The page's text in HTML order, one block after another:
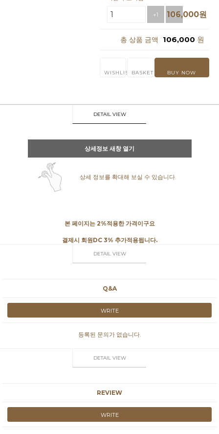
+1 -1
106,000원
총 상품 금액 106,000 원
WISHLIST BASKET BUY NOW
DETAIL VIEW
상세정보 새창 열기
상세 정보를 확대해 보실 수 있습니다.
본 페이지는 2%적용한 가격이구요
결제시 회원DC 3% 추가적용됩니다.
DETAIL VIEW
Q&A
WRITE
등록된 문의가 없습니다.
DETAIL VIEW
REVIEW
WRITE